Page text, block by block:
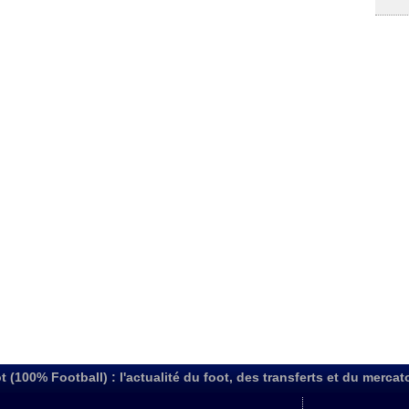
(100% Football) : l'actualité du foot, des transferts et du